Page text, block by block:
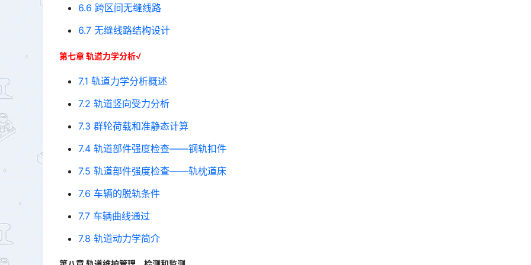
6.6 跨区间无缝线路
6.7 无缝线路结构设计
第七章 轨道力学分析√
7.1 轨道力学分析概述
7.2 轨道竖向受力分析
7.3 群轮荷载和准静态计算
7.4 轨道部件强度检查——钢轨扣件
7.5 轨道部件强度检查——轨枕道床
7.6 车辆的脱轨条件
7.7 车辆曲线通过
7.8 轨道动力学简介